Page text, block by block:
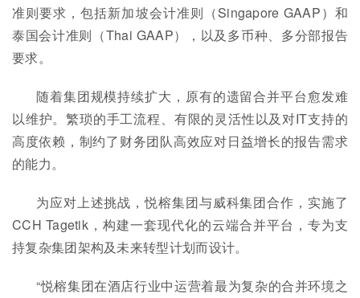
准则要求，包括新加坡会计准则（Singapore GAAP）和
泰国会计准则（Thai GAAP），以及多币种、多分部报告
要求。
随着集团规模持续扩大，原有的遗留合并平台愈发难
以维护。繁琐的手工流程、有限的灵活性以及对IT支持的
高度依赖，制约了财务团队高效应对日益增长的报告需求
的能力。
为应对上述挑战，悦榕集团与威科集团合作，实施了
CCH Tagetik，构建一套现代化的云端合并平台，专为支
持复杂集团架构及未来转型计划而设计。
“悦榕集团在酒店行业中运营着最为复杂的合并环境之